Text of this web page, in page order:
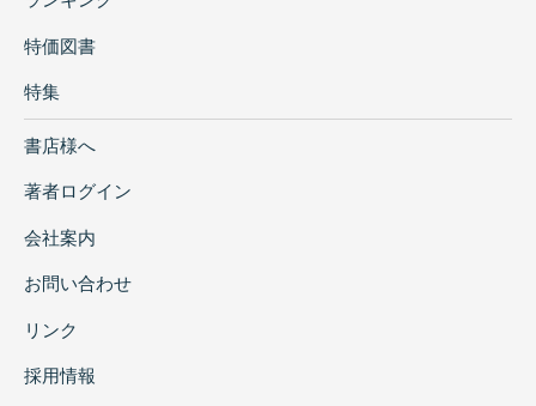
特価図書
特集
書店様へ
著者ログイン
会社案内
お問い合わせ
リンク
採用情報